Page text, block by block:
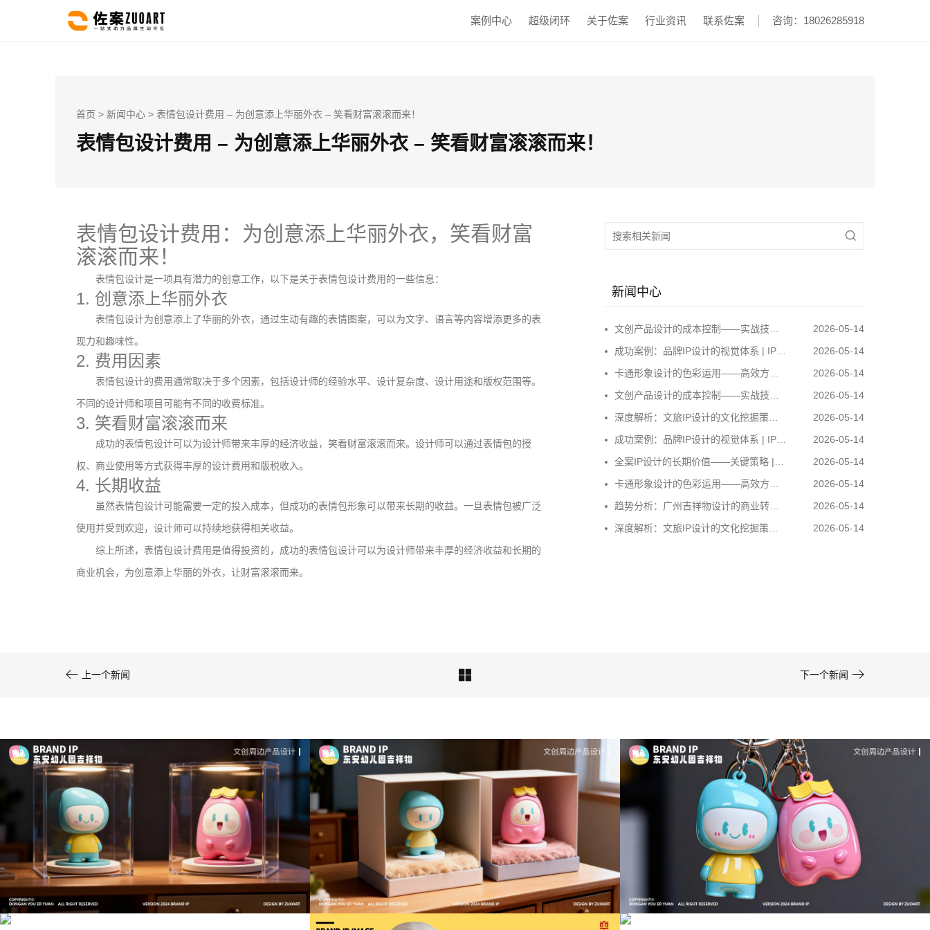
咨询：18026285918
案例中心 超级闭环 关于佐案 行业资讯 联系佐案
首页 > 新闻中心 > 表情包设计费用 – 为创意添上华丽外衣 – 笑看财富滚滚而来！
表情包设计费用 – 为创意添上华丽外衣 – 笑看财富滚滚而来！
表情包设计费用：为创意添上华丽外衣，笑看财富
滚滚而来！
表情包设计是一项具有潜力的创意工作，以下是关于表情包设计费用的一些信息：
1. 创意添上华丽外衣
表情包设计为创意添上了华丽的外衣，通过生动有趣的表情图案，可以为文字、语言等内容增添更多的表
现力和趣味性。
2. 费用因素
表情包设计的费用通常取决于多个因素，包括设计师的经验水平、设计复杂度、设计用途和版权范围等。
不同的设计师和项目可能有不同的收费标准。
3. 笑看财富滚滚而来
成功的表情包设计可以为设计师带来丰厚的经济收益，笑看财富滚滚而来。设计师可以通过表情包的授
权、商业使用等方式获得丰厚的设计费用和版税收入。
4. 长期收益
虽然表情包设计可能需要一定的投入成本，但成功的表情包形象可以带来长期的收益。一旦表情包被广泛
使用并受到欢迎，设计师可以持续地获得相关收益。
综上所述，表情包设计费用是值得投资的，成功的表情包设计可以为设计师带来丰厚的经济收益和长期的
商业机会，为创意添上华丽的外衣，让财富滚滚而来。

新闻中心
2026-05-14
文创产品设计的成本控制——实战技巧 | IP设计公司-佐案设计
2026-05-14
成功案例：品牌IP设计的视觉体系 | IP设计公司-佐案设计
2026-05-14
卡通形象设计的色彩运用——高效方案 | IP设计公司-佐案设计
2026-05-14
文创产品设计的成本控制——实战技巧 | IP设计公司-佐案设计
2026-05-14
深度解析：文旅IP设计的文化挖掘策略 | IP设计公司-佐案设计
2026-05-14
成功案例：品牌IP设计的视觉体系 | IP设计公司-佐案设计
2026-05-14
全案IP设计的长期价值——关键策略 | IP设计公司-佐案设计
2026-05-14
卡通形象设计的色彩运用——高效方案 | IP设计公司-佐案设计
2026-05-14
趋势分析：广州吉祥物设计的商业转化 | IP设计公司-佐案设计
2026-05-14
深度解析：文旅IP设计的文化挖掘策略 | IP设计公司-佐案设计
 上一个新闻  下一个新闻 
文创产品设计的成本控制——实战技巧 | IP设计公
司-佐案设计
从战略高度审视文旅ip设计，我们发现这……
成功案例：品牌IP设计的视觉体系 | IP设计公司-佐
案设计